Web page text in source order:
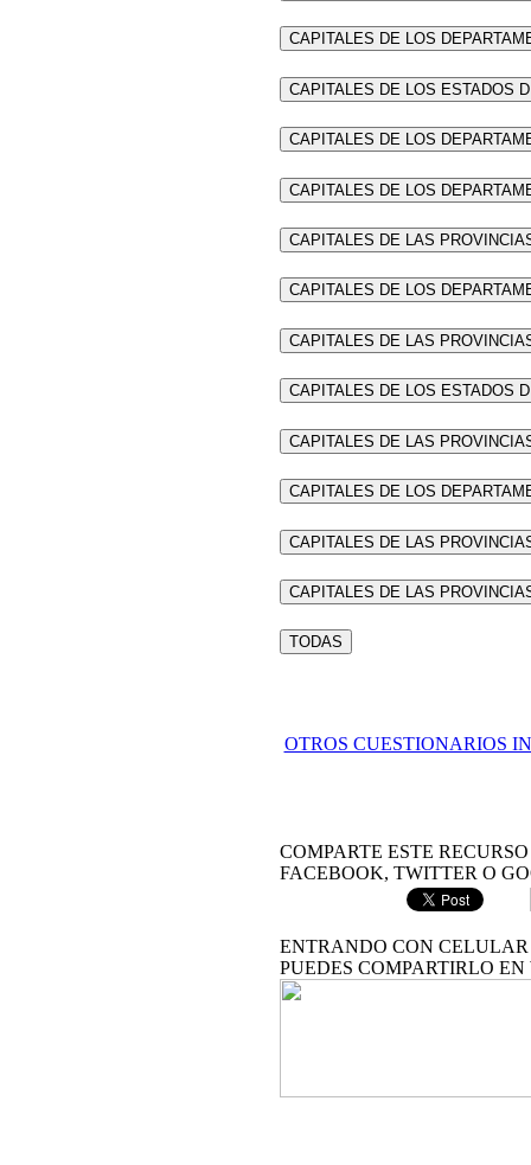
CAPITALES DE LOS
CAPITALES DE LOS ESTADOS
CAPITALES DE LOS
CAPITALES DE LOS
CAPITALES DE LAS
CAPITALES DE LOS
CAPITALES DE LAS
CAPITALES DE LOS ESTADOS
CAPITALES DE LAS
CAPITALES DE LOS
CAPITALES DE LAS
CAPITALES DE LAS
TODAS
OTROS CUESTIONARIOS
COMPARTE ESTE
FACEBOOK, TWITTER O
ENTRANDO CON
PUEDES COMPARTIRLO EN